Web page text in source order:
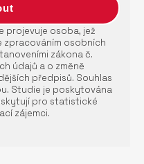
projevuje osoba, jež
zpracováním osobních
zákona č.
údajů a o změně
předpisů. Souhlas
Studie je poskytována
pro statistické
zájemci.